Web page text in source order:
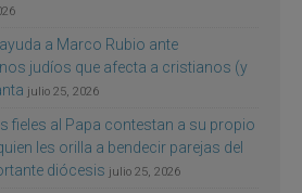
a Marco Rubio ante
judíos que afecta a cristianos (y
julio 25, 2026
fieles al Papa contestan a su propio
les orilla a bendecir parejas del
diócesis julio 25, 2026